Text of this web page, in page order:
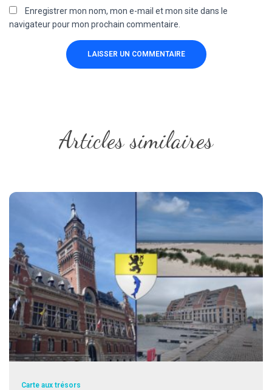
Enregistrer mon nom, mon e-mail et mon site dans le
navigateur pour mon prochain commentaire.
Articles similaires
Carte aux trésors